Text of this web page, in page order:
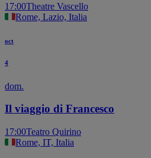
17:00Theatre Vascello
Rome, Lazio, Italia
oct
4
dom.
Il viaggio di Francesco
17:00Teatro Quirino
Rome, IT, Italia